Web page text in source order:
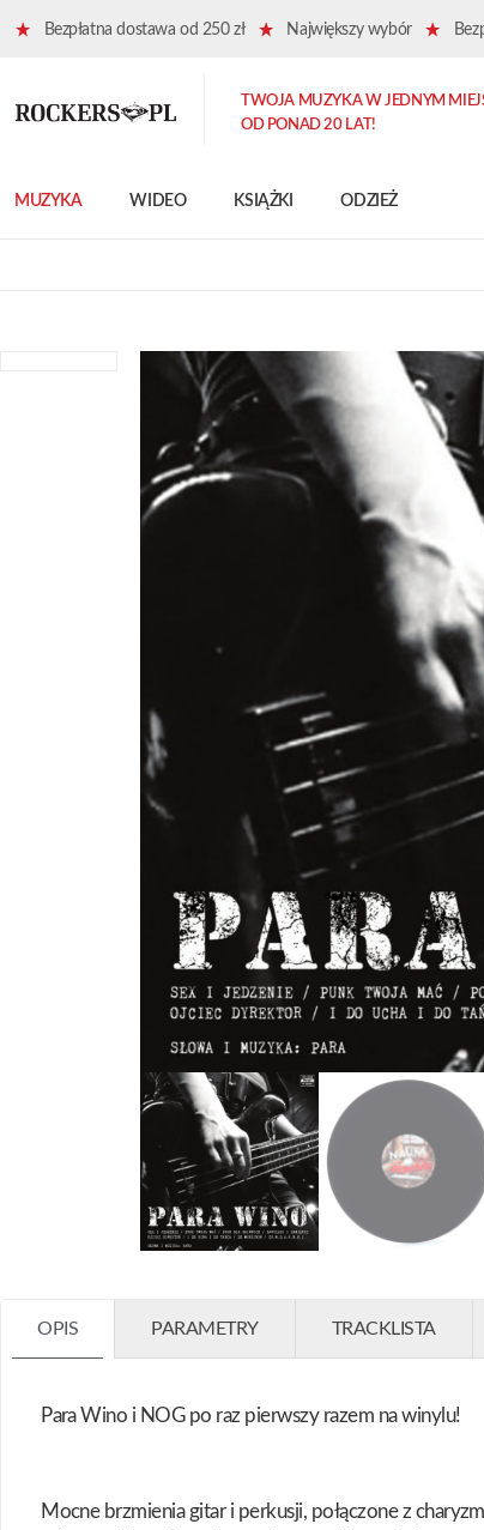
Bezpłatna dostawa od 250 zł Największy wybór
MUZYKA WIDEO KSIĄŻKI ODZIEŻ
TWOJA MUZYKA W JEDNYM
OD PONAD 20 LAT!
OPIS PARAMETRY TRACKLISTA
Para Wino i NOG po raz pierwszy razem na winylu!
Mocne brzmienia gitar i perkusji, połączone z